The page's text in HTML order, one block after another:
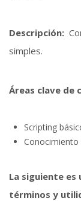
Descripción:
simples.
Áreas clave de
Scripting
La siguiente es
términos y